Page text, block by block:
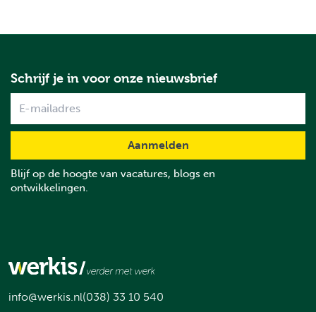
Schrijf je in voor onze nieuwsbrief
Blijf op de hoogte van vacatures, blogs en
ontwikkelingen.
info@werkis.nl(038) 33 10 540